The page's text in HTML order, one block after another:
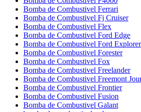
Bomba de Combustivel Ferrari
Bomba de Combustivel Fj Cruiser
Bomba de Combustivel Flex
Bomba de Combustivel Ford Edge
Bomba de Combustivel Ford Explorer
Bomba de Combustivel Forester
Bomba de Combustivel Fox
Bomba de Combustivel Freelander
Bomba de Combustivel Freemont
Bomba de Combustivel Frontier
Bomba de Combustivel Fusion
Bomba de Combustivel Galant